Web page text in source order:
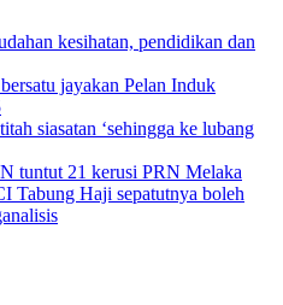
kesihatan, pendidikan dan
jayakan Pelan Induk
siasatan ‘sehingga ke lubang
tuntut 21 kerusi PRN Melaka
Tabung Haji sepatutnya boleh